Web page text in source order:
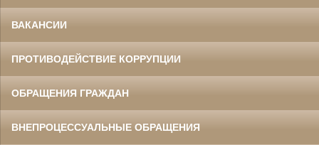
ВАКАНСИИ
ПРОТИВОДЕЙСТВИЕ КОРРУПЦИИ
ОБРАЩЕНИЯ ГРАЖДАН
ВНЕПРОЦЕССУАЛЬНЫЕ ОБРАЩЕНИЯ